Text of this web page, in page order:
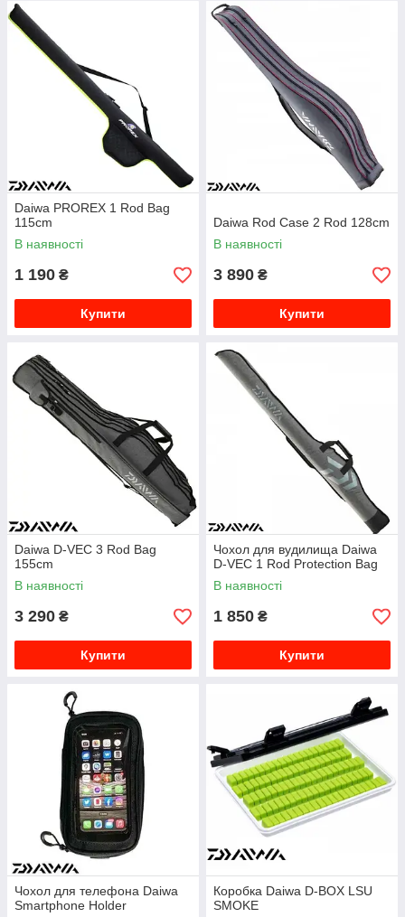
Daiwa PROREX 1 Rod Bag
115cm
В наявності
1 190 ₴
Купити
Daiwa Rod Case 2 Rod 128cm
В наявності
3 890 ₴
Купити
Daiwa D-VEC 3 Rod Bag
155cm
В наявності
3 290 ₴
Купити
Чохол для вудилища Daiwa
D-VEC 1 Rod Protection Bag
В наявності
1 850 ₴
Купити
Чохол для телефона Daiwa
Smartphone Holder
Коробка Daiwa D-BOX LSU
SMOKE